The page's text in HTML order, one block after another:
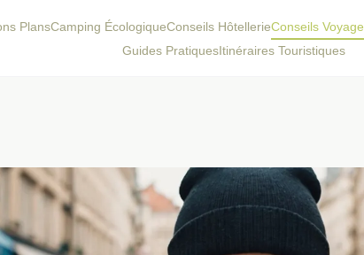
PlansCamping ÉcologiqueConseils HôtellerieConseils Voyage
Guides PratiquesItinéraires Touristiques